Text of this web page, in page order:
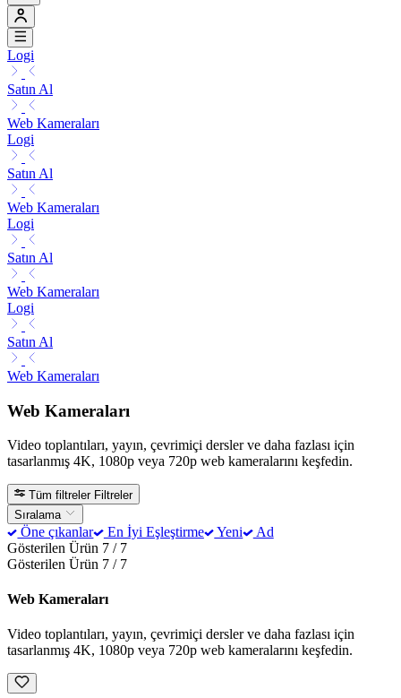
Logi
Satın Al
Web Kameraları
Logi
Satın Al
Web Kameraları
Logi
Satın Al
Web Kameraları
Logi
Satın Al
Web Kameraları
Web Kameraları
Video toplantıları, yayın, çevrimiçi dersler ve daha fazlası için
tasarlanmış 4K, 1080p veya 720p web kameralarını keşfedin.
Tüm filtreler Filtreler
Sıralama
Öne çıkanlar En İyi Eşleştirme Yeni
Ad
Gösterilen Ürün 7 / 7
Gösterilen Ürün 7 / 7
Web Kameraları
Video toplantıları, yayın, çevrimiçi dersler ve daha fazlası için
tasarlanmış 4K, 1080p veya 720p web kameralarını keşfedin.